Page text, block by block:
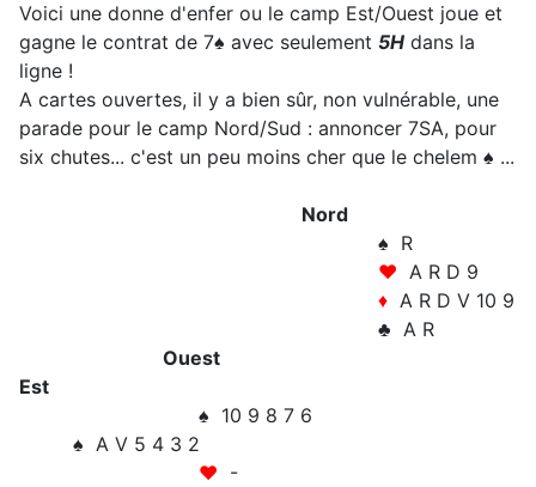
Voici une donne d'enfer ou le camp Est/Ouest joue et
gagne le contrat de 7♠ avec seulement 5H dans la
ligne !
A cartes ouvertes, il y a bien sûr, non vulnérable, une
parade pour le camp Nord/Sud : annoncer 7SA, pour
six chutes... c'est un peu moins cher que le chelem ♠ ...
Nord
♠ R
♥ A R D 9
♦ A R D V 10 9
♣ A R
Ouest
Est
♠ 10 9 8 7 6
♠ A V 5 4 3 2
♥ -